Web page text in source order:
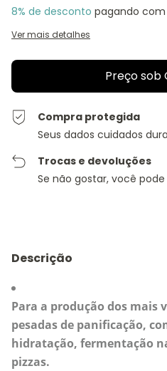
8% de desconto pagando com
Ver mais detalhes
Compra protegida
Seus dados cuidados
Trocas e devoluções
Se não gostar, você
Descrição
Para a produção dos mais
pesadas de panificação,
hidratação, fermentação
pizzas.